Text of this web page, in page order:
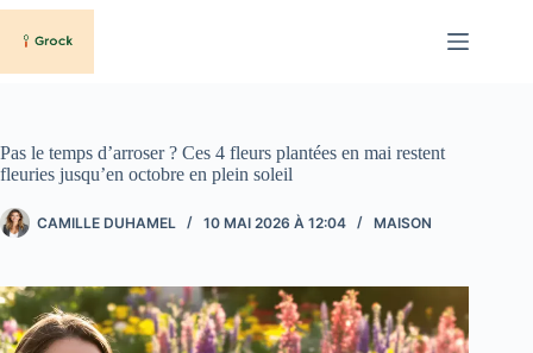
Passer
contenu
Pas le temps d’arroser ? Ces 4 fleurs plantées en mai restent
fleuries jusqu’en octobre en plein soleil
CAMILLE DUHAMEL 10 MAI 2026 À 12:04 MAISON